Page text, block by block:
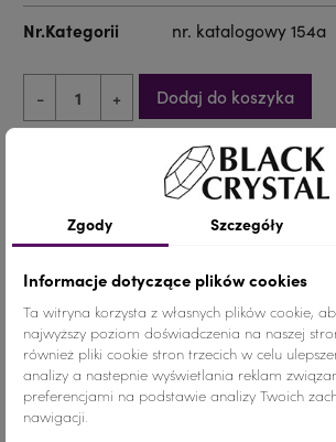
Nr.Kategorii nr. katalogowy 154a
- + Dodaj do koszyka
UdostępnijTweetuj Pinterest
Opis
Dżety to niewielkie
imitujące kryształki
Zgody Szczegóły
Informacje dotyczące plików cookies
Ta witryna korzysta z własnych plików cookie,
najwyższy poziom doświadczenia na naszej
również pliki cookie stron trzecich w celu
analizy a nastepnie wyświetlania reklam
preferencjami na podstawie analizy Twoich
nawigacji.